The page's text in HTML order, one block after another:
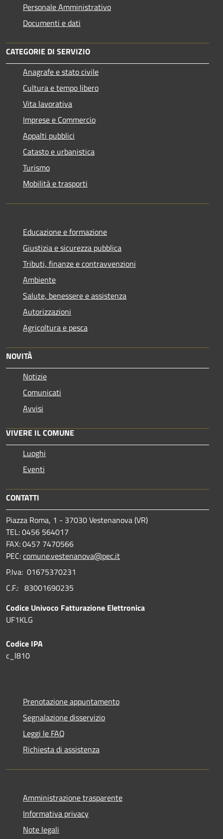
Personale Amministrativo
Documenti e dati
CATEGORIE DI SERVIZIO
Anagrafe e stato civile
Cultura e tempo libero
Vita lavorativa
Imprese e Commercio
Appalti pubblici
Catasto e urbanistica
Turismo
Mobilità e trasporti
Educazione e formazione
Giustizia e sicurezza pubblica
Tributi, finanze e contravvenzioni
Ambiente
Salute, benessere e assistenza
Autorizzazioni
Agricoltura e pesca
NOVITÀ
Notizie
Comunicati
Avvisi
VIVERE IL COMUNE
Luoghi
Eventi
CONTATTI
Piazza Roma, 1 - 37030 Vestenanova (VR)
TEL: 0456 564017
FAX: 0457 7470566
PEC:comune.vestenanova@pec.it
P.Iva: 01675370231
C.F.: 83001690235
Codice Univoco Fatturazione Elettronica
UF1KLG
Codice IPA
c_l810
Prenotazione appuntamento
Segnalazione disservizio
Leggi le FAQ
Richiesta di assistenza
Amministrazione trasparente
Informativa privacy
Note legali